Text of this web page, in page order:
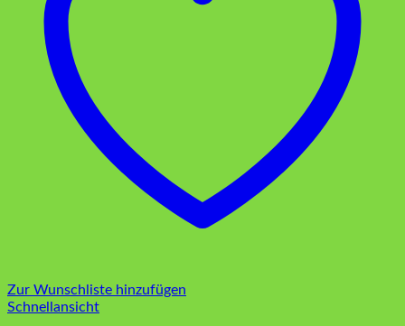
Zur Wunschliste hinzufügen
Schnellansicht